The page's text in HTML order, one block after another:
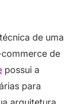
de uma
de
possui a
para